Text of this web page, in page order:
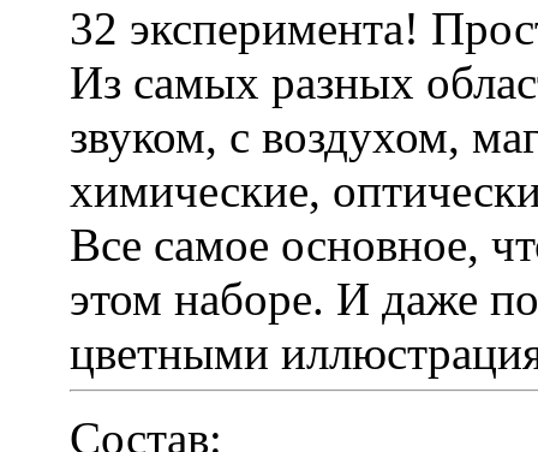
32 эксперимента!
Из самых разных
звуком, с воздухом,
химические,
Все самое основное,
этом наборе. И даже
цветными
Состав: